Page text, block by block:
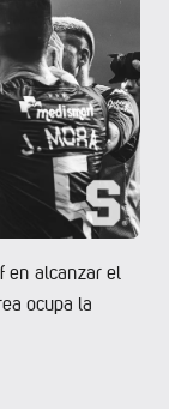
en alcanzar el
ocupa la